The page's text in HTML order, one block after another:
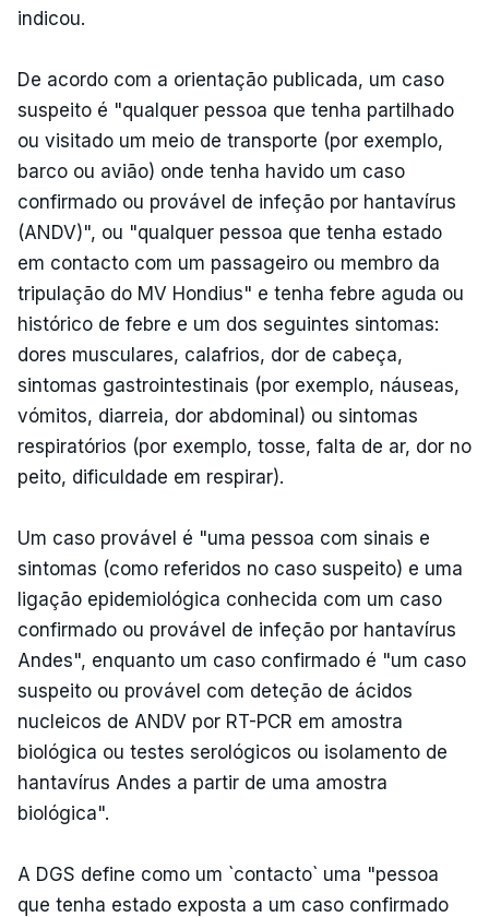
indicou.
De acordo com a orientação publicada, um caso
suspeito é "qualquer pessoa que tenha partilhado
ou visitado um meio de transporte (por exemplo,
barco ou avião) onde tenha havido um caso
confirmado ou provável de infeção por hantavírus
(ANDV)", ou "qualquer pessoa que tenha estado
em contacto com um passageiro ou membro da
tripulação do MV Hondius" e tenha febre aguda ou
histórico de febre e um dos seguintes sintomas:
dores musculares, calafrios, dor de cabeça,
sintomas gastrointestinais (por exemplo, náuseas,
vómitos, diarreia, dor abdominal) ou sintomas
respiratórios (por exemplo, tosse, falta de ar, dor no
peito, dificuldade em respirar).
Um caso provável é "uma pessoa com sinais e
sintomas (como referidos no caso suspeito) e uma
ligação epidemiológica conhecida com um caso
confirmado ou provável de infeção por hantavírus
Andes", enquanto um caso confirmado é "um caso
suspeito ou provável com deteção de ácidos
nucleicos de ANDV por RT-PCR em amostra
biológica ou testes serológicos ou isolamento de
hantavírus Andes a partir de uma amostra
biológica".
A DGS define como um `contacto` uma "pessoa
que tenha estado exposta a um caso confirmado